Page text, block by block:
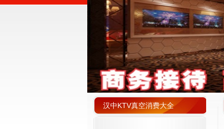
汉中KTV真空消费大全